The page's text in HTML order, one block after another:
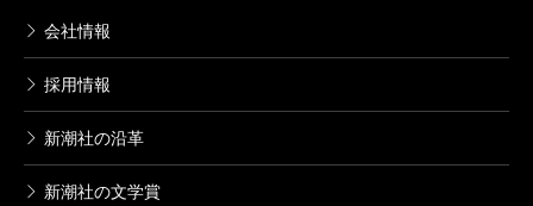
会社情報
採用情報
新潮社の沿革
新潮社の文学賞